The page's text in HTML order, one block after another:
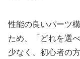
性能の良いパーツ
ため、「どれを選
少なく、初心者の